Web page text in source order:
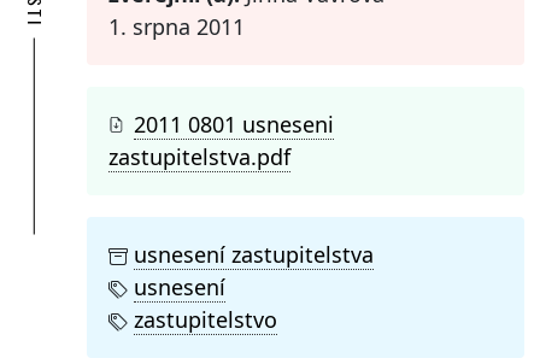
1. srpna 2011
2011 0801 usneseni
zastupitelstva.pdf
usnesení zastupitelstva
usnesení
zastupitelstvo